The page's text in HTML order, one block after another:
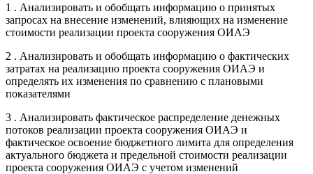
1 . Анализировать и обобщать информацию о принятых
запросах на внесение изменений, влияющих на изменение
стоимости реализации проекта сооружения ОИАЭ
2 . Анализировать и обобщать информацию о фактических
затратах на реализацию проекта сооружения ОИАЭ и
определять их изменения по сравнению с плановыми
показателями
3 . Анализировать фактическое распределение денежных
потоков реализации проекта сооружения ОИАЭ и
фактическое освоение бюджетного лимита для определения
актуального бюджета и предельной стоимости реализации
проекта сооружения ОИАЭ с учетом изменений